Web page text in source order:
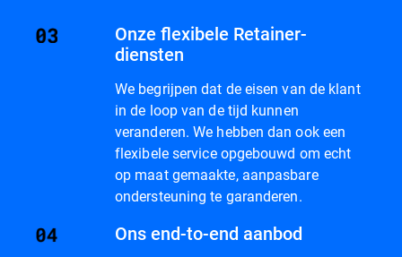
Onze flexibele Retainer-
diensten
We begrijpen dat de eisen van de klant
in de loop van de tijd kunnen
veranderen. We hebben dan ook een
flexibele service opgebouwd om echt
op maat gemaakte, aanpasbare
ondersteuning te garanderen.
Ons end-to-end aanbod